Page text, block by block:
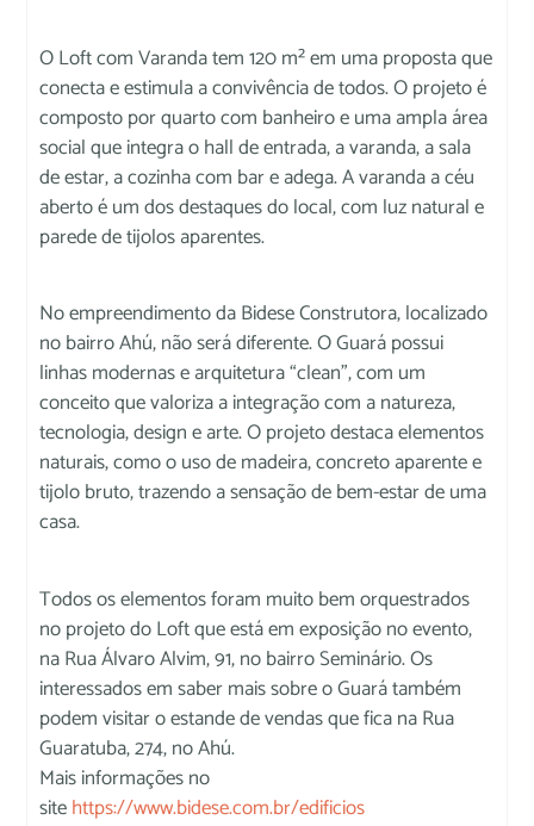
O Loft com Varanda tem 120 m² em uma proposta que
conecta e estimula a convivência de todos. O projeto é
composto por quarto com banheiro e uma ampla área
social que integra o hall de entrada, a varanda, a sala
de estar, a cozinha com bar e adega. A varanda a céu
aberto é um dos destaques do local, com luz natural e
parede de tijolos aparentes.
No empreendimento da Bidese Construtora, localizado
no bairro Ahú, não será diferente. O Guará possui
linhas modernas e arquitetura “clean”, com um
conceito que valoriza a integração com a natureza,
tecnologia, design e arte. O projeto destaca elementos
naturais, como o uso de madeira, concreto aparente e
tijolo bruto, trazendo a sensação de bem-estar de uma
casa.
Todos os elementos foram muito bem orquestrados
no projeto do Loft que está em exposição no evento,
na Rua Álvaro Alvim, 91, no bairro Seminário. Os
interessados em saber mais sobre o Guará também
podem visitar o estande de vendas que fica na Rua
Guaratuba, 274, no Ahú.
Mais informações no
sitehttps://www.bidese.com.br/edificios